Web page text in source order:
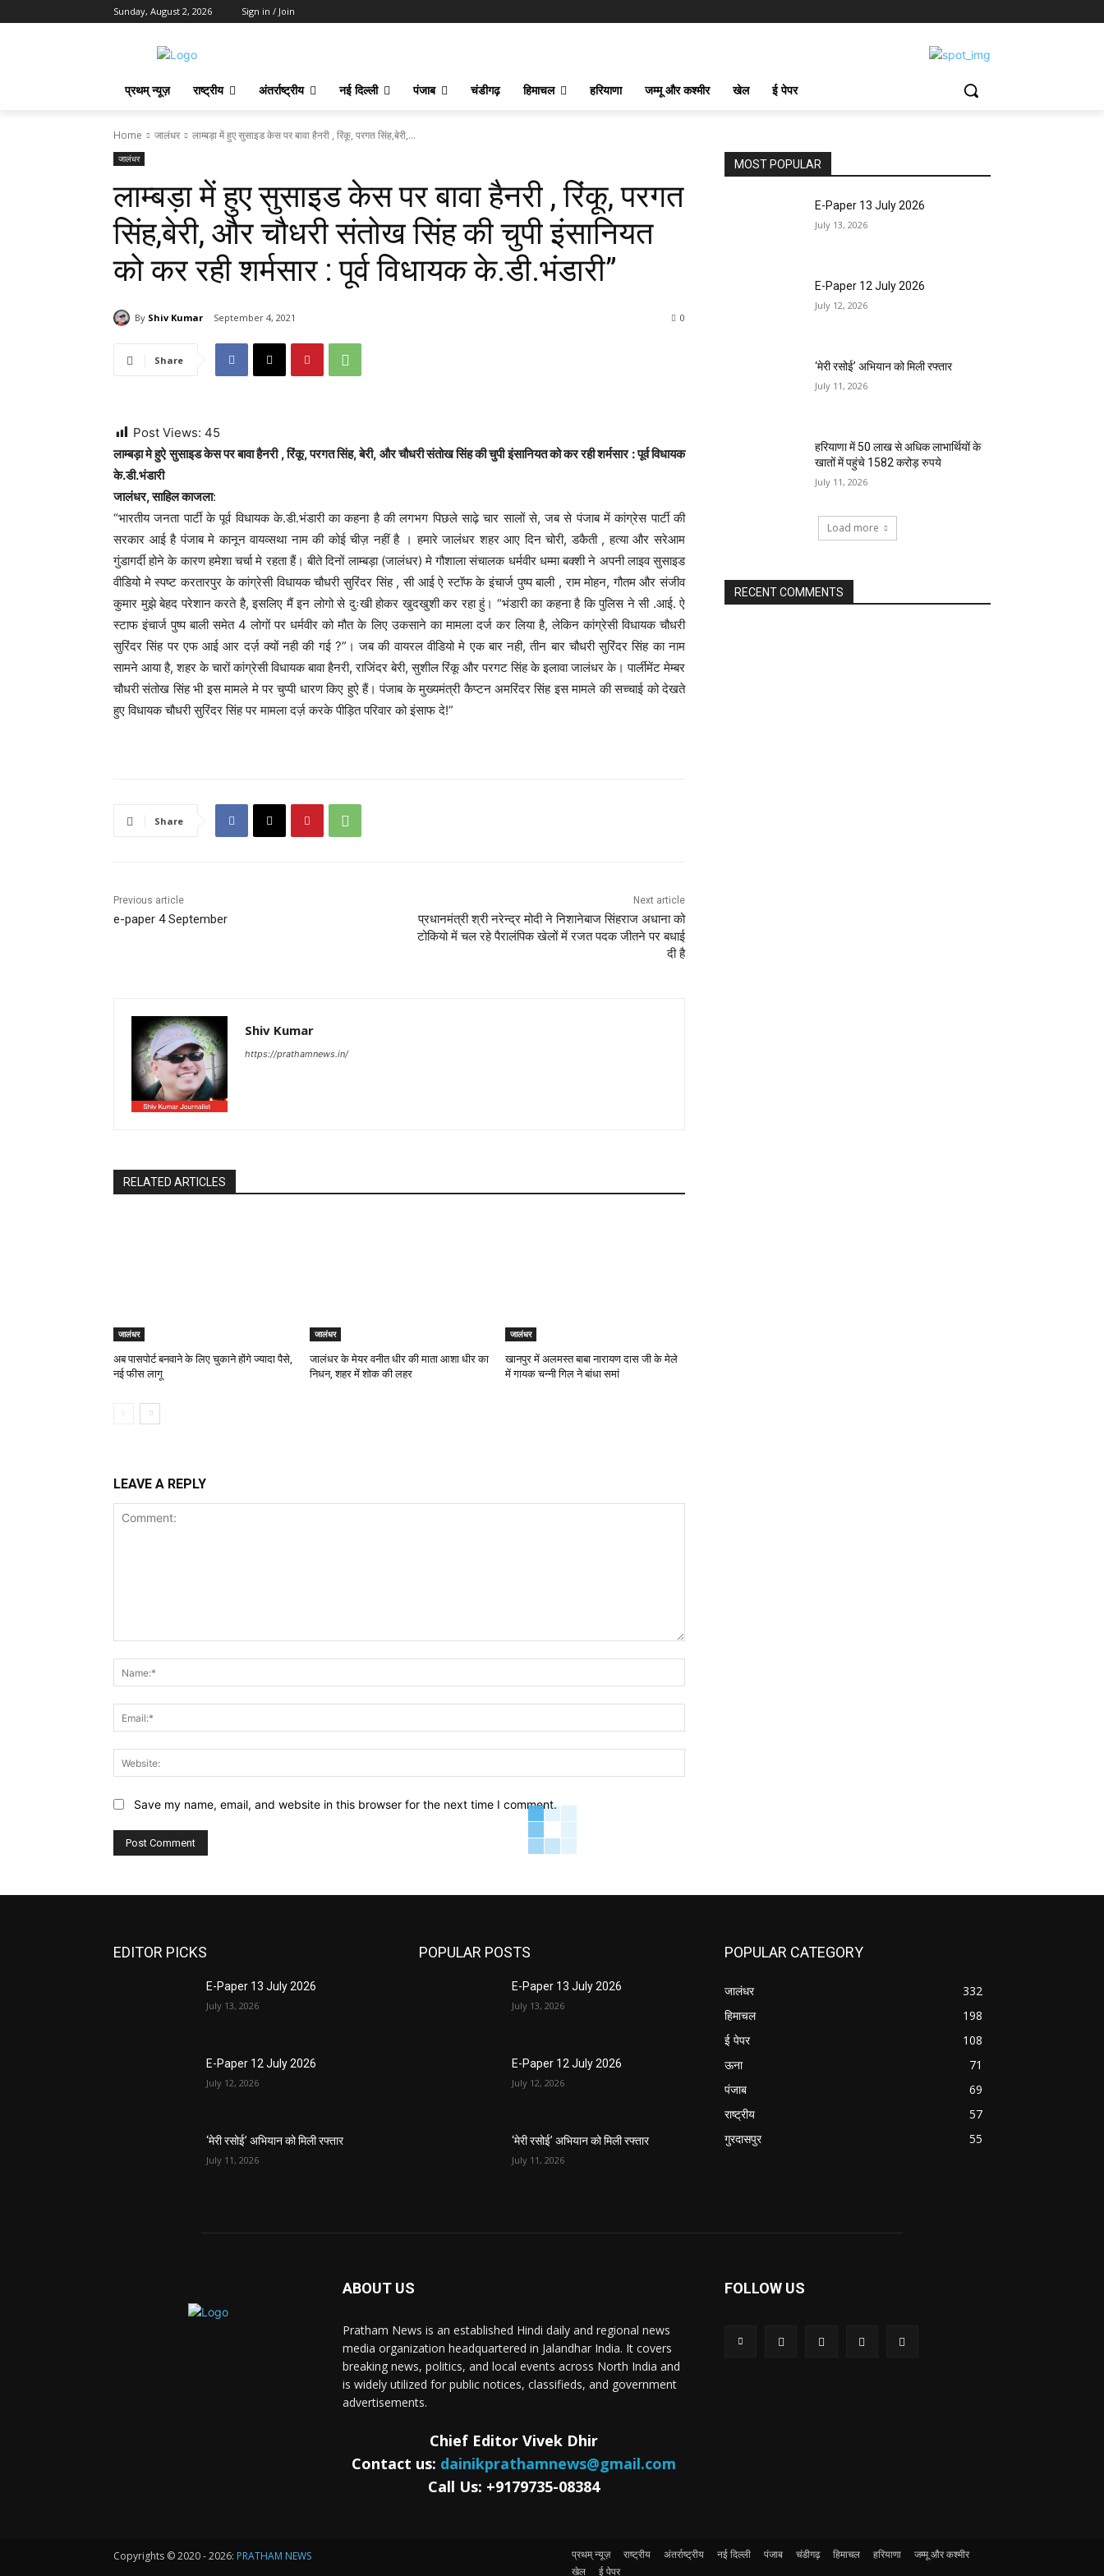
Sunday, August 2, 2026 Sign in / Join
प्रथम् न्यूज़ राष्ट्रीय अंतर्राष्ट्रीय नई दिल्ली पंजाब चंडीगढ़ हिमाचल हरियाणा जम्मू और कश्मीर खेल ई पेपर
Home जालंधर लाम्बड़ा में हुए सुसाइड केस पर बावा हैनरी , रिंकू, परगत सिंह,बेरी,...
जालंधर
लाम्बड़ा में हुए सुसाइड केस पर बावा हैनरी , रिंकू, परगत
सिंह,बेरी, और चौधरी संतोख सिंह की चुपी इंसानियत
को कर रही शर्मसार : पूर्व विधायक के.डी.भंडारी”
By Shiv Kumar September 4, 2021 0
Share
Post Views: 45
लाम्बड़ा मे हुऐ सुसाइड केस पर बावा हैनरी , रिंकू, परगत सिंह, बेरी, और चौधरी संतोख सिंह की चुपी इंसानियत को कर रही शर्मसार : पूर्व विधायक
के.डी.भंडारी
जालंधर, साहिल काजला:
“भारतीय जनता पार्टी के पूर्व विधायक के.डी.भंडारी का कहना है की लगभग पिछले साढ़े चार सालों से, जब से पंजाब में कांग्रेस पार्टी की
सरकार आई है पंजाब मे कानून वायव्सथा नाम की कोई चीज़ नहीं है । हमारे जालंधर शहर आए दिन चोरी, डकैती , हत्या और सरेआम
गुंडागर्दी होने के कारण हमेशा चर्चा मे रहता हैं। बीते दिनों लाम्बड़ा (जालंधर) मे गौशाला संचालक धर्मवीर धम्मा बक्शी ने अपनी लाइव सुसाइड
वीडियो मे स्पष्ट करतारपुर के कांग्रेसी विधायक चौधरी सुरिंदर सिंह , सी आई ऐ स्टॉफ के इंचार्ज पुष्प बाली , राम मोहन, गौतम और संजीव
कुमार मुझे बेहद परेशान करते है, इसलिए मैं इन लोगो से दुःखी होकर खुदखुशी कर रहा हुं। “भंडारी का कहना है कि पुलिस ने सी .आई. ऐ
स्टाफ इंचार्ज पुष्प बाली समेत 4 लोगों पर धर्मवीर को मौत के लिए उकसाने का मामला दर्ज कर लिया है, लेकिन कांग्रेसी विधायक चौधरी
सुरिंदर सिंह पर एफ आई आर दर्ज़ क्यों नही की गई ?”। जब की वायरल वीडियो मे एक बार नही, तीन बार चौधरी सुरिंदर सिंह का नाम
सामने आया है, शहर के चारों कांग्रेसी विधायक बावा हैनरी, राजिंदर बेरी, सुशील रिंकू और परगट सिंह के इलावा जालंधर के। पार्लीमेंट मेम्बर
चौधरी संतोख सिंह भी इस मामले मे पर चुप्पी धारण किए हुऐ हैं। पंजाब के मुख्यमंत्री कैप्टन अमरिंदर सिंह इस मामले की सच्चाई को देखते
हुए विधायक चौधरी सुरिंदर सिंह पर मामला दर्ज़ करके पीड़ित परिवार को इंसाफ दे!”
Share
Previous article
e-paper 4 September
Next article
प्रधानमंत्री श्री नरेन्‍द्र मोदी ने निशानेबाज सिंहराज अधाना को
टोकियो में चल रहे पैरालंपिक खेलों में रजत पदक जीतने पर बधाई
दी है
Shiv Kumar
https://prathamnews.in/
RELATED ARTICLES
जालंधर
अब पासपोर्ट बनवाने के लिए चुकाने होंगे ज्यादा पैसे,
नई फीस लागू
जालंधर
जालंधर के मेयर वनीत धीर की माता आशा धीर का
निधन, शहर में शोक की लहर
जालंधर
खानपुर में अलमस्त बाबा नारायण दास जी के मेले
में गायक चन्नी गिल ने बांधा समां
LEAVE A REPLY
Save my name, email, and website in this browser for the next time I comment.
MOST POPULAR
E-Paper 13 July 2026
July 13, 2026
E-Paper 12 July 2026
July 12, 2026
‘मेरी रसोई’ अभियान को मिली रफ्तार
July 11, 2026
हरियाणा में 50 लाख से अधिक लाभार्थियों के
खातों में पहुंचे 1582 करोड़ रुपये
July 11, 2026
Load more
RECENT COMMENTS
EDITOR PICKS
E-Paper 13 July 2026
July 13, 2026
E-Paper 12 July 2026
July 12, 2026
‘मेरी रसोई’ अभियान को मिली रफ्तार
July 11, 2026
POPULAR POSTS
E-Paper 13 July 2026
July 13, 2026
E-Paper 12 July 2026
July 12, 2026
‘मेरी रसोई’ अभियान को मिली रफ्तार
July 11, 2026
POPULAR CATEGORY
जालंधर
332
हिमाचल
198
ई पेपर
108
ऊना
71
पंजाब
69
राष्ट्रीय
57
गुरदासपुर
55
ABOUT US
Pratham News is an established Hindi daily and regional news
media organization headquartered in Jalandhar India. It covers
breaking news, politics, and local events across North India and
is widely utilized for public notices, classifieds, and government
advertisements.
Chief Editor Vivek Dhir
Contact us: dainikprathamnews@gmail.com
Call Us: +9179735-08384
FOLLOW US
Copyrights © 2020 - 2026: PRATHAM NEWS प्रथम् न्यूज़ राष्ट्रीय अंतर्राष्ट्रीय नई दिल्ली पंजाब चंडीगढ़ हिमाचल हरियाणा
जम्मू और कश्मीर
खेल
ई पेपर